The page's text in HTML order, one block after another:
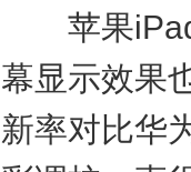
苹果iPad
幕显示效果
新率对比华